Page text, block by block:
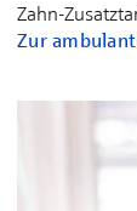
Zahn-
Zur